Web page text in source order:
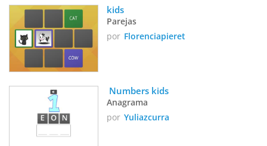
kids
Parejas
por Florenciapieret
Numbers kids
Anagrama
por Yuliazcurra